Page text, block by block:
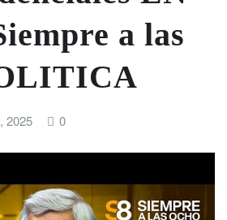
a las
2025 0